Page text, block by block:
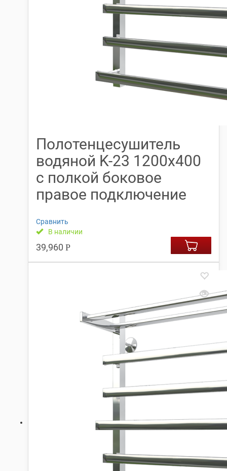
Полотенцесушитель
водяной K-23 1200х400
с полкой боковое
правое подключение
Сравнить
В наличии
39,960 Р